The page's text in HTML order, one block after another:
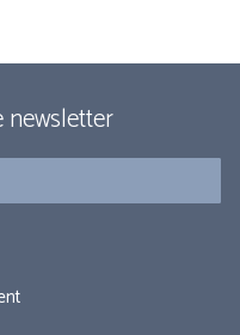
newsletter